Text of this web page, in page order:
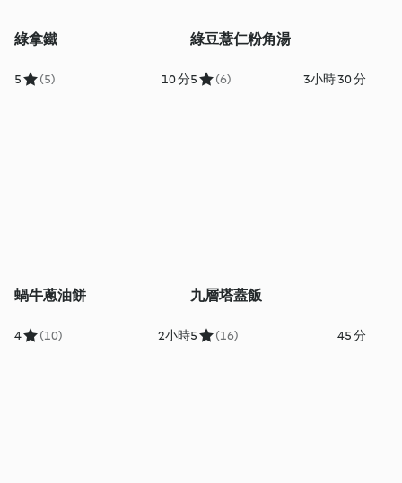
綠拿鐵
5 (5) 10 分
綠豆薏仁粉角湯
5 (6) 3小時 30 分
蝸牛蔥油餅
4 (10) 2小時
九層塔蓋飯
5 (16) 45 分